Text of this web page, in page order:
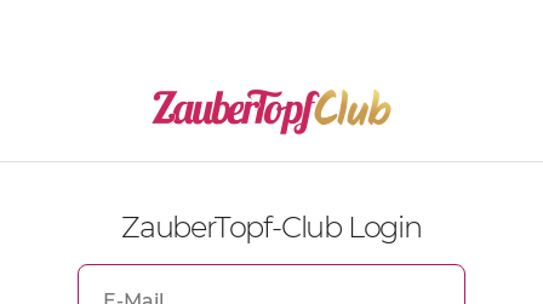
ZauberTopf-Club Login